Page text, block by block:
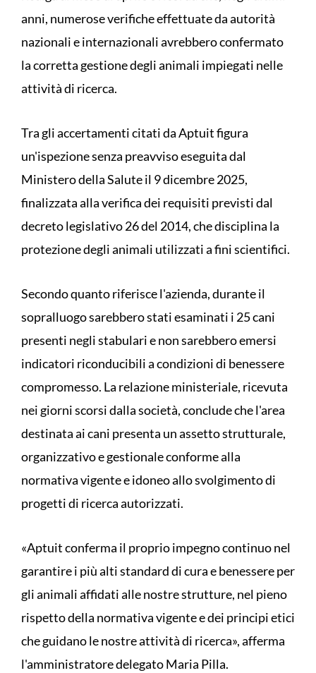
anni, numerose verifiche effettuate da autorità
nazionali e internazionali avrebbero confermato
la corretta gestione degli animali impiegati nelle
attività di ricerca.
Tra gli accertamenti citati da Aptuit figura
un'ispezione senza preavviso eseguita dal
Ministero della Salute il 9 dicembre 2025,
finalizzata alla verifica dei requisiti previsti dal
decreto legislativo 26 del 2014, che disciplina la
protezione degli animali utilizzati a fini scientifici.
Secondo quanto riferisce l'azienda, durante il
sopralluogo sarebbero stati esaminati i 25 cani
presenti negli stabulari e non sarebbero emersi
indicatori riconducibili a condizioni di benessere
compromesso. La relazione ministeriale, ricevuta
nei giorni scorsi dalla società, conclude che l'area
destinata ai cani presenta un assetto strutturale,
organizzativo e gestionale conforme alla
normativa vigente e idoneo allo svolgimento di
progetti di ricerca autorizzati.
«Aptuit conferma il proprio impegno continuo nel
garantire i più alti standard di cura e benessere per
gli animali affidati alle nostre strutture, nel pieno
rispetto della normativa vigente e dei principi etici
che guidano le nostre attività di ricerca», afferma
l'amministratore delegato Maria Pilla.